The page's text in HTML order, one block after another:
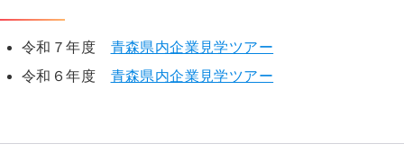
令和７年度 青森県内企業見学ツアー
令和６年度 青森県内企業見学ツアー